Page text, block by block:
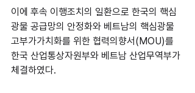
이에 후속 이행조치의 일환으로 한국의 핵심
광물 공급망의 안정화와 베트남의 핵심광물
고부가가치화를 위한 협력의향서(MOU)를
한국 산업통상자원부와 베트남 산업무역부가
체결하였다.